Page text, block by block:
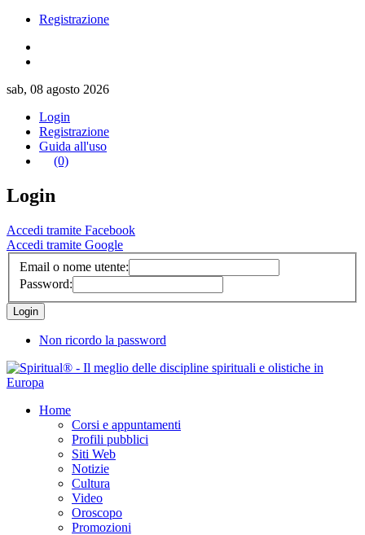
Registrazione
sab, 08 agosto 2026
Login
Registrazione
Guida all'uso
(0)
Login
Accedi tramite Facebook
Accedi tramite Google
Email o nome utente:
Password:
Non ricordo la password
Home
Corsi e appuntamenti
Profili pubblici
Siti Web
Notizie
Cultura
Video
Oroscopo
Promozioni